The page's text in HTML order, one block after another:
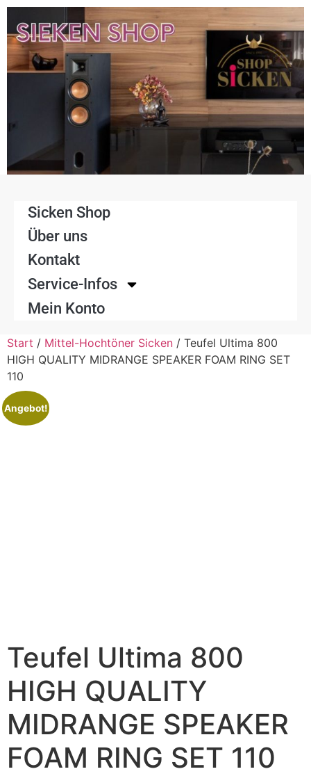
Sicken Shop
Über uns
Kontakt
Service-Infos
Mein Konto
Start / Mittel-Hochtöner Sicken / Teufel Ultima 800
HIGH QUALITY MIDRANGE SPEAKER FOAM RING SET
110
Angebot!
Teufel Ultima 800
HIGH QUALITY
MIDRANGE SPEAKER
FOAM RING SET 110